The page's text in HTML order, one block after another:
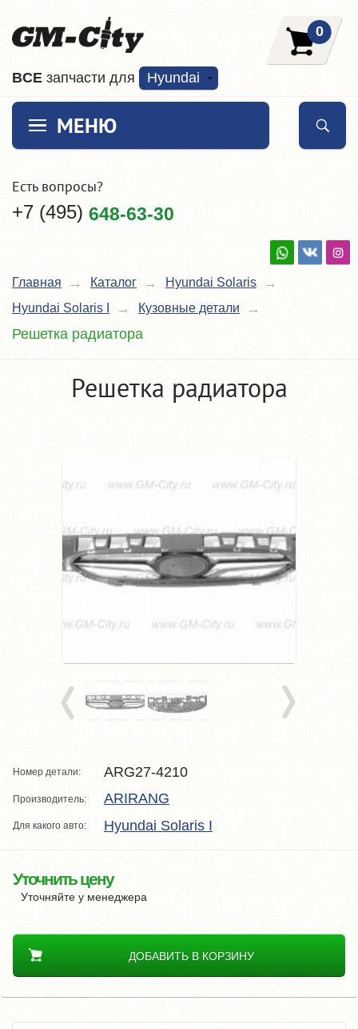
ВCE запчасти для Hyundai
0
МЕНЮ
Есть вопросы?
+7 (495) 648-63-30
Главная Каталог
Hyundai Solaris
Hyundai Solaris I
Кузовные детали
Решетка радиатора
Решетка радиатора
Номер детали: ARG27-4210
Производитель: ARIRANG
Для какого авто: Hyundai Solaris I
Уточнить цену
Уточняйте у менеджера
ДОБАВИТЬ В КОРЗИНУ